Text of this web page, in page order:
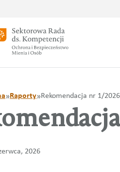
»Raporty»Rekomendacja nr 1/
2026